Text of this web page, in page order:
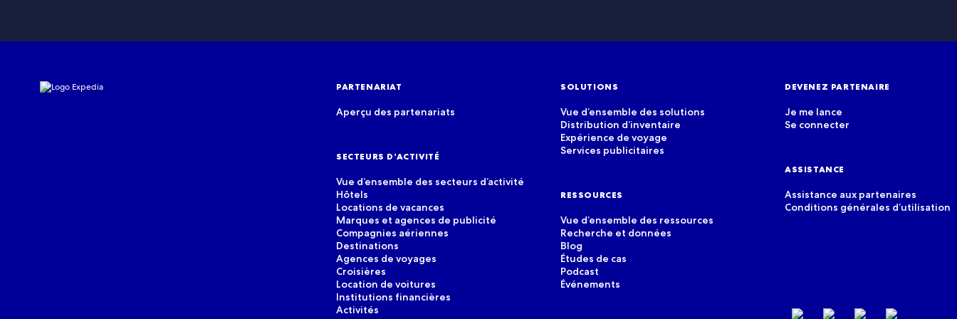
PARTENARIAT
Aperçu des partenariats
SECTEURS D’ACTIVITÉ
Vue d’ensemble des secteurs d’activité
Hôtels
Locations de vacances
Marques et agences de publicité
Compagnies aériennes
Destinations
Agences de voyages
Croisières
Location de voitures
Institutions financières
Activités
SOLUTIONS
Vue d’ensemble des solutions
Distribution d’inventaire
Expérience de voyage
Services publicitaires
RESSOURCES
Vue d’ensemble des ressources
Recherche et données
Blog
Études de cas
Podcast
Événements
DEVENEZ PARTENAIRE
Je me lance
Se connecter
ASSISTANCE
Assistance aux partenaires
Conditions générales d’utilisation